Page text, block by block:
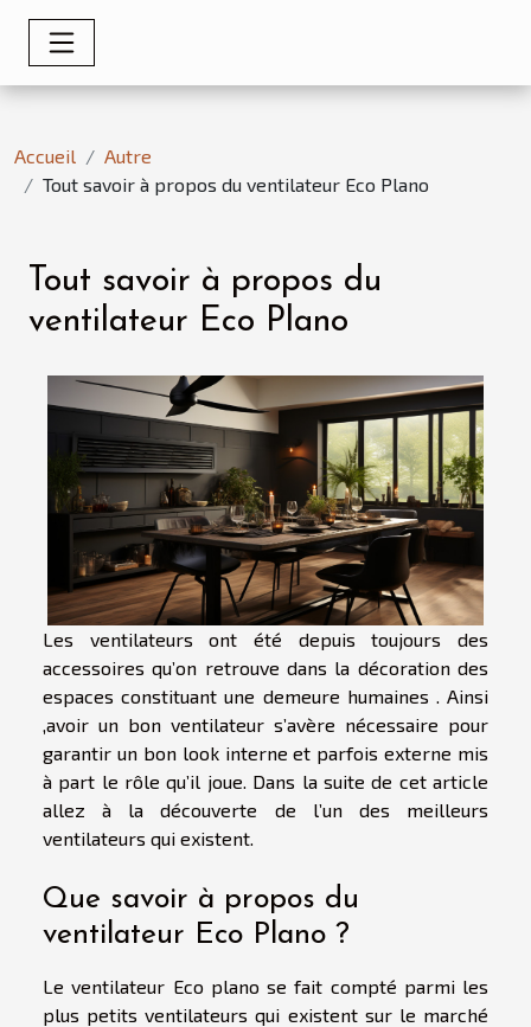
Accueil
Autre
Tout savoir à propos du ventilateur Eco Plano
Tout savoir à propos du
ventilateur Eco Plano
Les ventilateurs ont été depuis toujours des
accessoires qu’on retrouve dans la décoration des
espaces constituant une demeure humaines . Ainsi
,avoir un bon ventilateur s’avère nécessaire pour
garantir un bon look interne et parfois externe mis
à part le rôle qu’il joue. Dans la suite de cet article
allez à la découverte de l’un des meilleurs
ventilateurs qui existent.
Que savoir à propos du
ventilateur Eco Plano ?
Le ventilateur Eco plano se fait compté parmi les
plus petits ventilateurs qui existent sur le marché